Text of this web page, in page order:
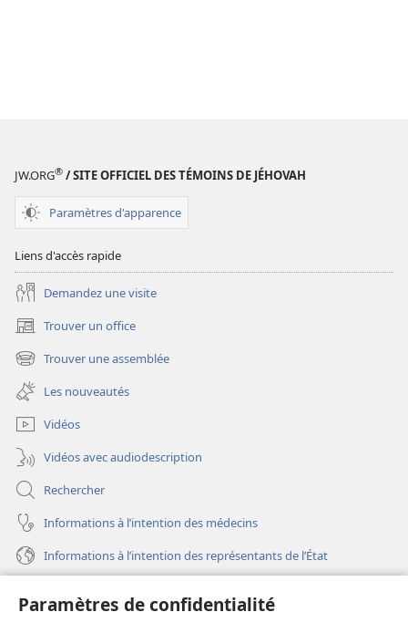
Paramètres de confidentialité
JW.ORG® / SITE OFFICIEL DES TÉMOINS DE JÉHOVAH
Paramètres d'apparence
Liens d'accès rapide
Demandez une visite
Trouver un office
(ouvre
une
nouvelle
fenêtre)
Trouver une assemblée
(ouvre
une
nouvelle
fenêtre)
Les nouveautés
Vidéos
Vidéos avec audiodescription
Rechercher
Informations à l’intention des médecins
Informations à l’intention des représentants de l’État